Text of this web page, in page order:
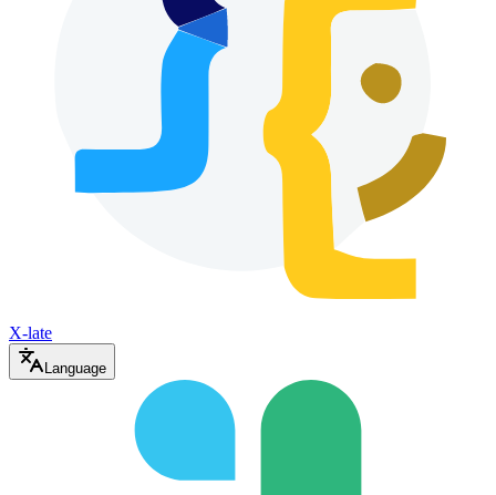
X-late
Language